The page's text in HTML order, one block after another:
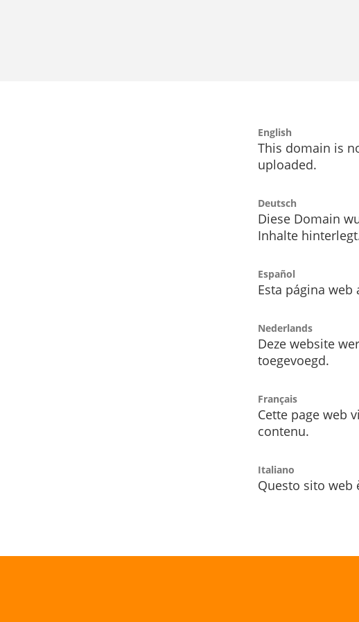
English
This domain is
uploaded.
Deutsch
Diese Domain
Inhalte
Español
Esta página
Nederlands
Deze website
toegevoegd.
Français
Cette page web
contenu.
Italiano
Questo sito web